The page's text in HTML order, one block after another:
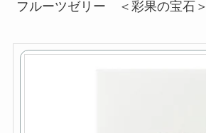
フルーツゼリー ＜彩果の宝石＞